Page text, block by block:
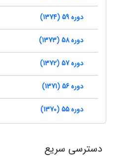
دوره 59 (1374)
دوره 58 (1373)
دوره 57 (1372)
دوره 56 (1371)
دوره 55 (1370)
دسترسی سریع